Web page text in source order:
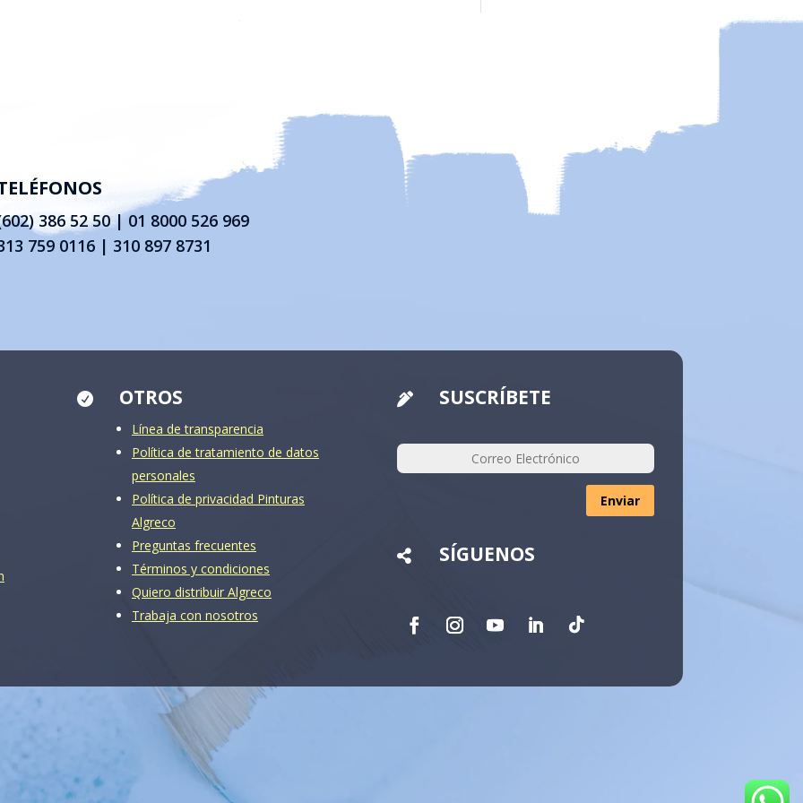
386 52 50|01 8000 526 969
759 0116 | 310 897 8731
 OTROS
Línea de transparencia
Política de tratamiento de datos
personales
Política de privacidad Pinturas
Algreco
Preguntas frecuentes
Términos y condiciones
Quiero distribuir Algreco
Trabaja con nosotros
 SUSCRÍBETE
Enviar
 SÍGUENOS